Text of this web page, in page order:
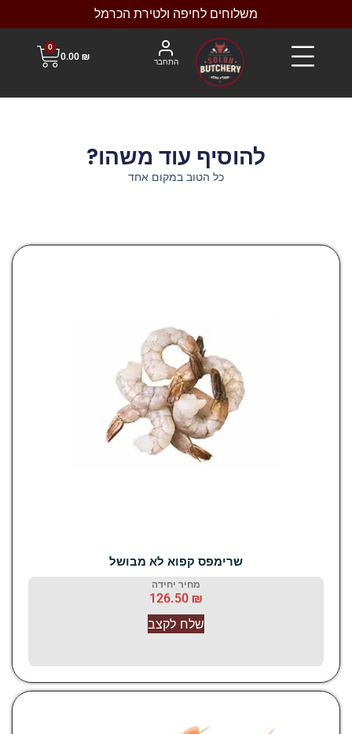
משלוחים לחיפה ולטירת הכרמל
0.00 התחבר
להוסיף עוד משהו?
כל הטוב במקום אחד
שרימפס קפוא לא מבושל
מחיר יחידה
126.50
שלח לקצב